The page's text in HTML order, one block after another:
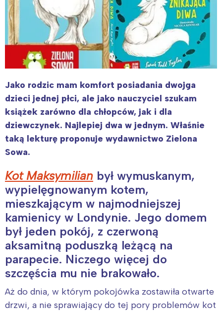
Jako rodzic mam komfort posiadania dwojga
dzieci jednej płci, ale jako nauczyciel szukam
książek zarówno dla chłopców, jak i dla
dziewczynek. Najlepiej dwa w jednym. Właśnie
taką lekturę proponuje wydawnictwo Zielona
Sowa.
Kot Maksymilian był wymuskanym,
wypielęgnowanym kotem,
mieszkającym w najmodniejszej
kamienicy w Londynie. Jego domem
był jeden pokój, z czerwoną
aksamitną poduszką leżącą na
parapecie. Niczego więcej do
szczęścia mu nie brakowało.
Aż do dnia, w którym pokojówka zostawiła otwarte
drzwi, a nie sprawiający do tej pory problemów kot